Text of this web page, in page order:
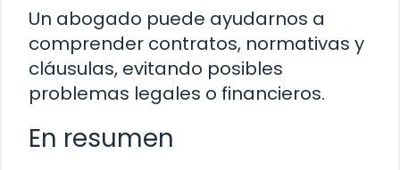
Un abogado puede ayudarnos a
comprender contratos, normativas y
cláusulas, evitando posibles
problemas legales o financieros.
En resumen